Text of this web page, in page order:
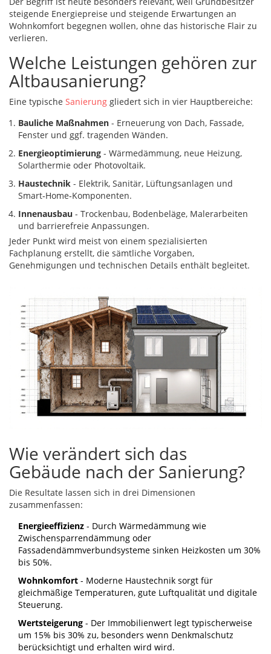
steigende Energiepreise und steigende Erwartungen an
Wohnkomfort begegnen wollen, ohne das historische Flair zu
verlieren.
Welche Leistungen gehören zur
Altbausanierung?
Eine typische Sanierung gliedert sich in vier Hauptbereiche:
Bauliche Maßnahmen - Erneuerung von Dach, Fassade,
Fenster und ggf. tragenden Wänden.
Energieoptimierung - Wärmedämmung, neue Heizung,
Solarthermie oder Photovoltaik.
Haustechnik - Elektrik, Sanitär, Lüftungsanlagen und
Smart‑Home‑Komponenten.
Innenausbau - Trockenbau, Bodenbeläge, Malerarbeiten
und barrierefreie Anpassungen.
Jeder Punkt wird meist von einem spezialisierten
Fachplanung erstellt, die sämtliche Vorgaben,
Genehmigungen und technischen Details enthält begleitet.
Wie verändert sich das
Gebäude nach der Sanierung?
Die Resultate lassen sich in drei Dimensionen
zusammenfassen:
Energieeffizienz - Durch Wärmedämmung wie
Zwischensparrendämmung oder
Fassadendämmverbundsysteme sinken Heizkosten um 30%
bis 50%.
Wohnkomfort - Moderne Haustechnik sorgt für
gleichmäßige Temperaturen, gute Luftqualität und digitale
Steuerung.
Wertsteigerung - Der Immobilienwert legt typischerweise
um 15% bis 30% zu, besonders wenn Denkmalschutz
berücksichtigt und erhalten wird wird.